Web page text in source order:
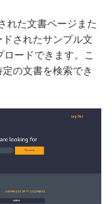
れた文書ページまた
されたサンプル文
ードできます。こ
の文書を検索でき